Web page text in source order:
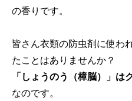
の香りです。
皆さん衣類の防虫剤に使わ
たことはありませんか？
「しょうのう（樟脳）」
なのです。